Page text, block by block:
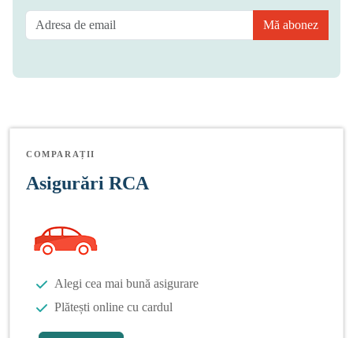
Mă abonez
COMPARAȚII
Asigurări RCA
Alegi cea mai bună asigurare
Plătești online cu cardul